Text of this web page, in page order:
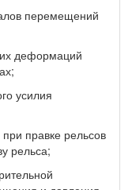
перемещений
деформаций
усилия
правке рельсов
рельса;